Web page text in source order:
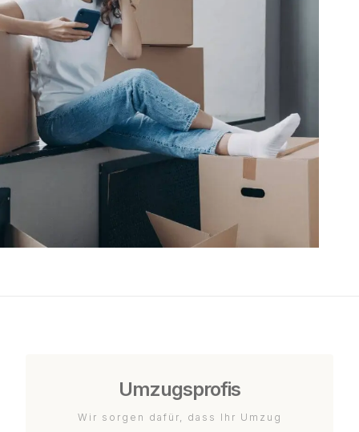
Umzugsprofis
Wir sorgen dafür, dass Ihr Umzug